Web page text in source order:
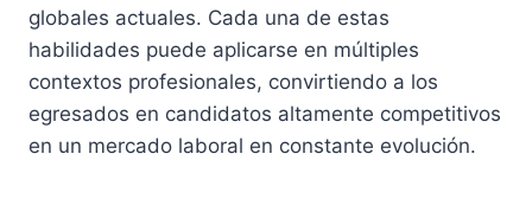
globales actuales. Cada una de estas
habilidades puede aplicarse en múltiples
contextos profesionales, convirtiendo a los
egresados en candidatos altamente competitivos
en un mercado laboral en constante evolución.